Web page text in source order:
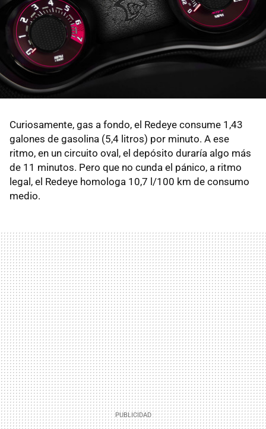
Curiosamente, gas a fondo, el Redeye consume 1,43
galones de gasolina (5,4 litros) por minuto. A ese
ritmo, en un circuito oval, el depósito duraría algo más
de 11 minutos. Pero que no cunda el pánico, a ritmo
legal, el Redeye homologa 10,7 l/100 km de consumo
medio.